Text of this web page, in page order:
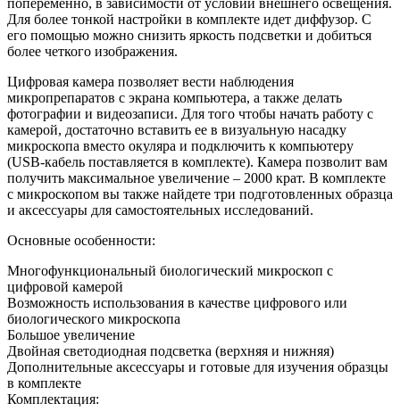
Для более тонкой настройки в комплекте идет диффузор. С
его помощью можно снизить яркость подсветки и добиться
более четкого изображения.
Цифровая камера позволяет вести наблюдения
микропрепаратов с экрана компьютера, а также делать
фотографии и видеозаписи. Для того чтобы начать работу с
камерой, достаточно вставить ее в визуальную насадку
микроскопа вместо окуляра и подключить к компьютеру
(USB-кабель поставляется в комплекте). Камера позволит вам
получить максимальное увеличение – 2000 крат. В комплекте
с микроскопом вы также найдете три подготовленных образца
и аксессуары для самостоятельных исследований.
Основные особенности:
Многофункциональный биологический микроскоп с
цифровой камерой
Возможность использования в качестве цифрового или
биологического микроскопа
Большое увеличение
Двойная светодиодная подсветка (верхняя и нижняя)
Дополнительные аксессуары и готовые для изучения образцы
в комплекте
Комплектация: